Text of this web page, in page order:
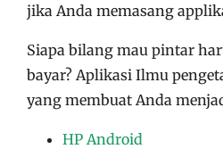
jika Anda memasang
Siapa bilang mau pintar
bayar? Aplikasi Ilmu
yang membuat Anda
HP Android